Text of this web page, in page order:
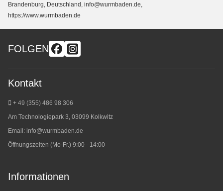
Brandenburg, Deutschland, info@wurmbaden.de,
https://www.wurmbaden.de
FOLGEN
Kontakt
+ 49 (355) 486 98 306
Am Technologiepark 3, 03099 Kolkwitz
Email: info@wurmbaden.de
Öffnungszeiten (Mo-Fr.) 9:00 - 14:00
Informationen